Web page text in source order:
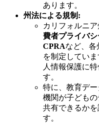
あります。
州法による規制:
カリフォルニ
費者プライバシ
CPRAなど、各
を制定してい
人情報保護に
す。
特に、教育デ
機関が子どもの
共有できるか
す。